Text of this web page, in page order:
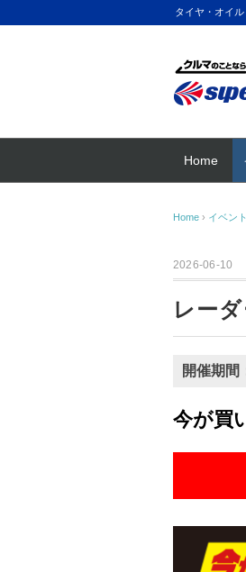
タイヤ・オイ
Home
Home › イベン
2026-06-10
レー
開催期間
今が買